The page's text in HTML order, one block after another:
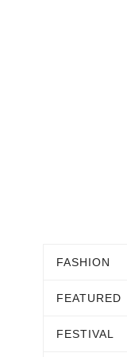
FASHION
FEATURED
FESTIVAL